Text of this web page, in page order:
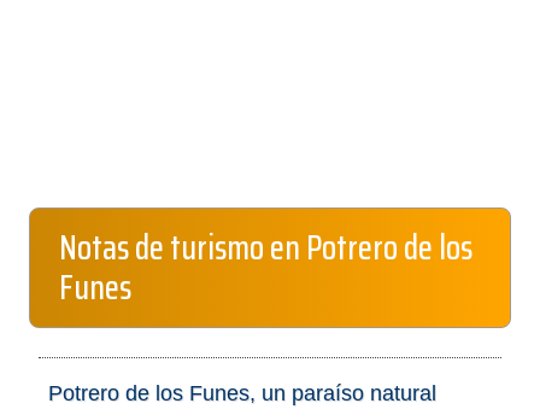
Notas de turismo en Potrero de los
Funes
Potrero de los Funes, un paraíso natural